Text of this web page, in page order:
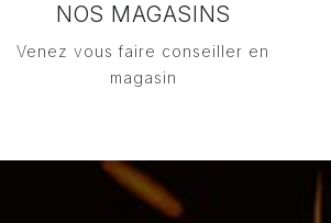
NOS MAGASINS
Venez vous faire conseiller en
magasin